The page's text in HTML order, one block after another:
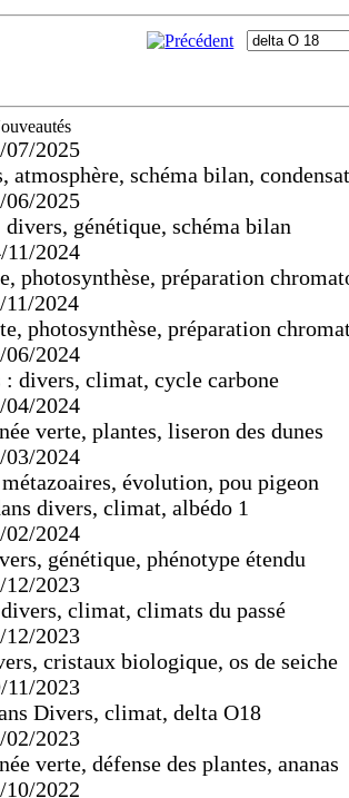
07/2025
schéma bilan,
06/2025
génétique, schéma bilan
11/2024
photosynthèse, préparation
11/2024
photosynthèse, préparation
06/2024
divers, climat, cycle carbone
04/2024
verte, plantes, liseron des dunes
03/2024
évolution, pou pigeon
divers, climat, albédo 1
02/2024
génétique, phénotype étendu
12/2023
climat, climats du passé
12/2023
cristaux biologique, os de seiche
11/2023
Divers, climat, delta O18
02/2023
verte, défense des plantes, ananas
10/2022